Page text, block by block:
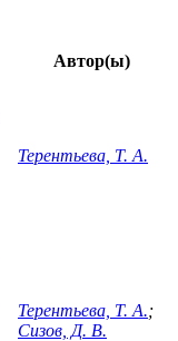
Автор(ы)
Терентьева, Т. А.
Терентьева, Т. А.;
Сизов, Д. В.